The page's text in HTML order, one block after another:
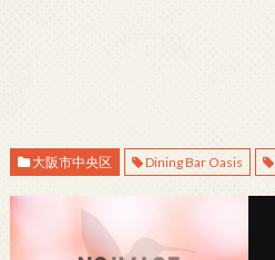
大阪市中央区 Dining Bar Oasis